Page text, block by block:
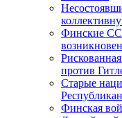
Финские СС
против
Старые
Финская